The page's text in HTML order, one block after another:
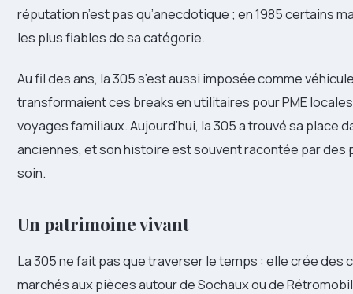
réputation n’est pas qu’anecdotique ; en 1985 certains
les plus fiables de sa catégorie.
Au fil des ans, la 305 s’est aussi imposée comme
transformaient ces breaks en utilitaires pour PME
voyages familiaux. Aujourd’hui, la 305 a trouvé sa place
anciennes, et son histoire est souvent racontée par
soin.
Un patrimoine vivant
La 305 ne fait pas que traverser le temps : elle crée des
marchés aux pièces autour de Sochaux ou de